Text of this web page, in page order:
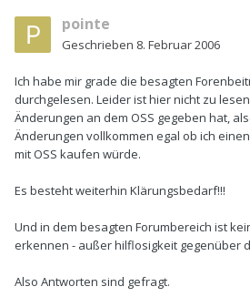
pointe
Geschrieben 8. Februar 2006
Ich habe mir grade die besagten
durchgelesen. Leider ist hier nicht zu
Änderungen an dem OSS gegeben hat,
Änderungen vollkommen egal ob ich
mit OSS kaufen würde.
Es besteht weiterhin Klärungsbedarf!!!
Und in dem besagten Forumbereich ist
erkennen - außer hilflosigkeit gegenüber
Also Antworten sind gefragt.